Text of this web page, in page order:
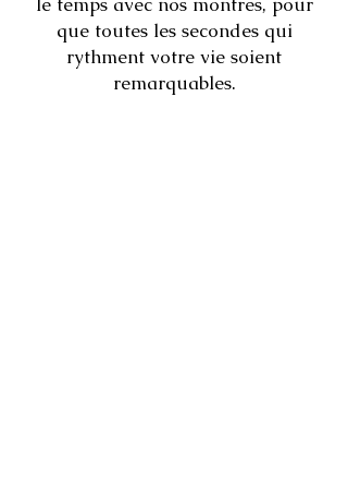
que toutes les secondes qui
rythment votre vie soient
remarquables.